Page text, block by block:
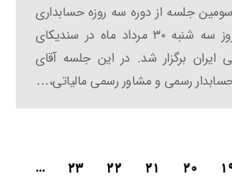
جلسه از دوره سه روزه حسابداری
جامع پیمانکاری روز سه شنبه ۳۰ مرداد ماه در سندیکای
ایران برگزار شد. در این جلسه آقای
رسمی و مشاور رسمی مالیاتی،…
۲۰ ۲۱ ۲۲ ۲۳
…